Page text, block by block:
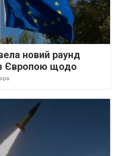
новий раунд
Європою щодо